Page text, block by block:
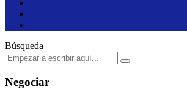
Búsqueda
Negociar